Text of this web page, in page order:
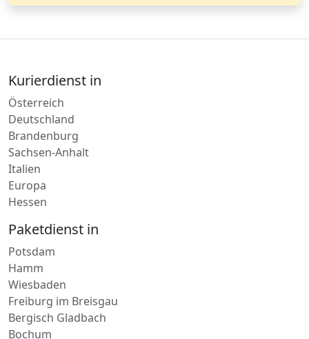
Deutschland
Brandenburg
Sachsen-Anhalt
Italien
Europa
Hessen
Paketdienst in
Hamm
Wiesbaden
Freiburg im Breisgau
Bergisch Gladbach
Bochum
Neuss